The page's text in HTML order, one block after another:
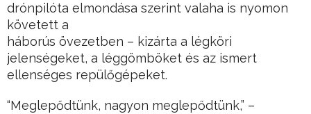
drónpilóta elmondása szerint valaha is nyomon
követett a
háborús övezetben – kizárta a légköri
jelenségeket, a léggömböket és az ismert
ellenséges repülőgépeket.
“Meglepődtünk, nagyon meglepődtünk,” –